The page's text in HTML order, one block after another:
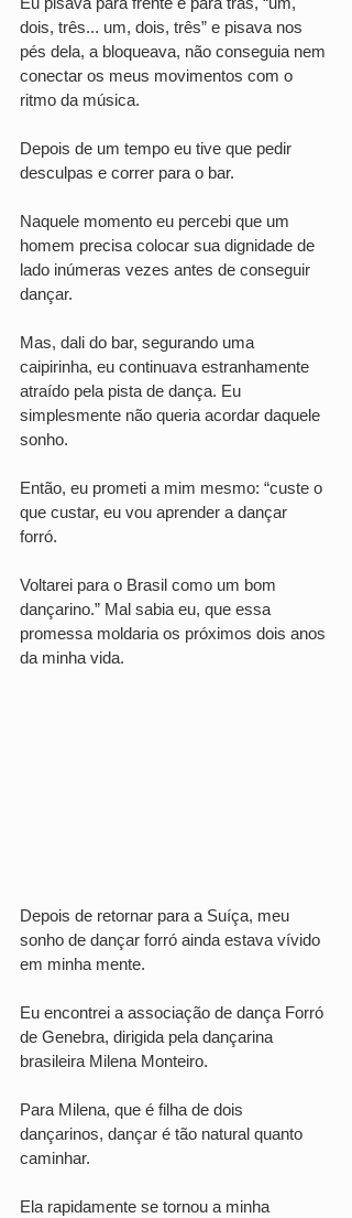
dois, três... um, dois, três” e pisava nos
pés dela, a bloqueava, não conseguia nem
conectar os meus movimentos com o
ritmo da música.
Depois de um tempo eu tive que pedir
desculpas e correr para o bar.
Naquele momento eu percebi que um
homem precisa colocar sua dignidade de
lado inúmeras vezes antes de conseguir
dançar.
Mas, dali do bar, segurando uma
caipirinha, eu continuava estranhamente
atraído pela pista de dança. Eu
simplesmente não queria acordar daquele
sonho.
Então, eu prometi a mim mesmo: “custe o
que custar, eu vou aprender a dançar
forró.
Voltarei para o Brasil como um bom
dançarino.” Mal sabia eu, que essa
promessa moldaria os próximos dois anos
da minha vida.
Depois de retornar para a Suíça, meu
sonho de dançar forró ainda estava vívido
em minha mente.
Eu encontrei a associação de dança Forró
de Genebra, dirigida pela dançarina
brasileira Milena Monteiro.
Para Milena, que é filha de dois
dançarinos, dançar é tão natural quanto
caminhar.
Ela rapidamente se tornou a minha